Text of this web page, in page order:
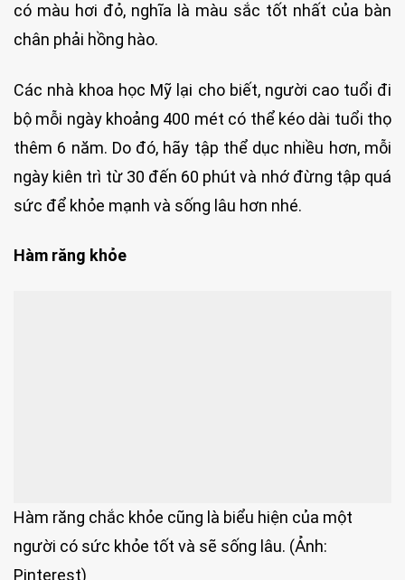
có màu hơi đỏ, nghĩa là màu sắc tốt nhất của bàn
chân phải hồng hào.
Các nhà khoa học Mỹ lại cho biết, người cao tuổi đi
bộ mỗi ngày khoảng 400 mét có thể kéo dài tuổi thọ
thêm 6 năm. Do đó, hãy tập thể dục nhiều hơn, mỗi
ngày kiên trì từ 30 đến 60 phút và nhớ đừng tập quá
sức để khỏe mạnh và sống lâu hơn nhé.
Hàm răng khỏe
Hàm răng chắc khỏe cũng là biểu hiện của một
người có sức khỏe tốt và sẽ sống lâu. (Ảnh:
Pinterest)